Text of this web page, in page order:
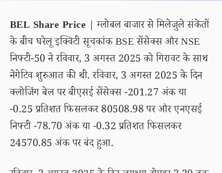
BEL Share Price | ग्लोबल बाजार से मिलेजुले संकेतों
के बीच घरेलू इक्विटी सूचकांक BSE सेंसेक्स और NSE
निफ्टी-50 ने रविवार, 3 अगस्त 2025 को गिरावट के साथ
नेगेटिव शुरुआत की थी. रविवार, 3 अगस्त 2025 के दिन
क्लोजिंग बेल पर बीएसई सेंसेक्स -201.27 अंक या
-0.25 प्रतिशत फिसलकर 80508.98 पर और एनएसई
निफ्टी -78.70 अंक या -0.32 प्रतिशत फिसलकर
24570.85 अंक पर बंद हुआ.